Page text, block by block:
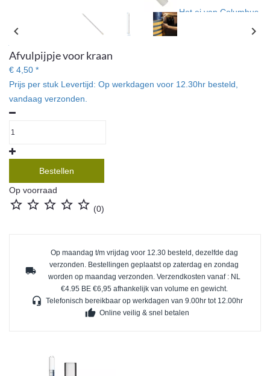
Het ei van Columbus
voor bierbrouwers! Bierflesje vol? Het pijpje stopt automatisch als
chevron_left chevron_right
Afvulpijpje voor kraan
€ 4,50 *
Prijs per stuk Levertijd: Op werkdagen voor 12.30hr besteld,
vandaag verzonden.
Bestellen
Op voorraad
     (0)
local_shipping
Op maandag t/m vrijdag voor 12.30 besteld, dezelfde dag
verzonden. Bestellingen geplaatst op zaterdag en zondag
worden op maandag verzonden. Verzendkosten vanaf : NL
€4.95 BE €6,95 afhankelijk van volume en gewicht.
headset_mic Telefonisch bereikbaar op werkdagen van 9.00hr tot 12.00hr
thumb_up Online veilig & snel betalen